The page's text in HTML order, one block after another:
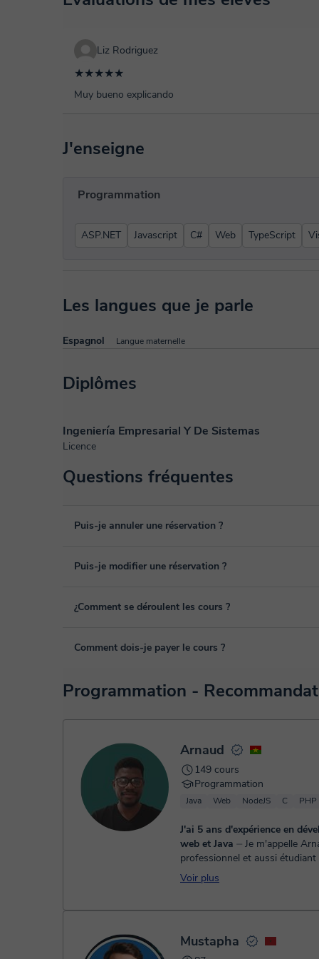
Liz Rodriguez
★★★★★
Muy bueno explicando
J'enseigne
Programmation
ASP.NET Javascript C# Web TypeScript
Les langues que je parle
Espagnol Langue maternelle
Diplômes
Ingeniería Empresarial Y De Sistemas
Licence
Questions fréquentes
Puis-je annuler une réservation ?
Oui, vous pouvez annuler une réservation jusqu'à 8
Puis-je modifier une réservation ?
Oui, un empêchement peut toujours arriver, vous
¿Comment se déroulent les cours ?
Les cours sont donnés dans la salle de classe virtuelle
Comment dois-je payer le cours ?
Lorsque vous sélectionnez un cours ou un forfait, vous
virtuel. Vous avez deux options:
Une fois le paiement réglé, nous vous enverrons un e-
Programmation -
Arnaud
149 cours
Programmation
Java Web NodeJS C PHP
J'ai 5 ans d'expérience en
web et Java ⏤ Je m'appelle Arnaud,
professionnel et aussi étudiant
Systèmes d'informations. J'ai de
l'expérience dans
Voir plus
Mustapha